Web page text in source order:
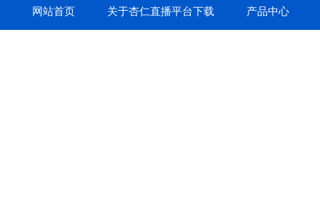
网站首页 关于杏仁直播平台下载 产品中心